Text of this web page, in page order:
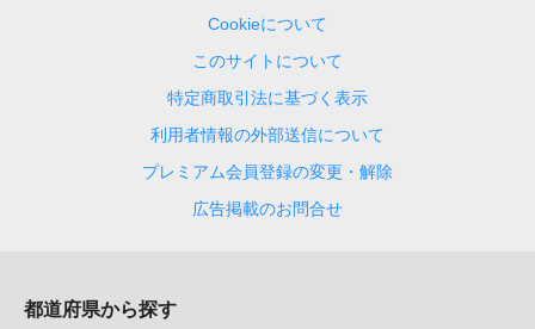
Cookieについて
このサイトについて
特定商取引法に基づく表示
利用者情報の外部送信について
プレミアム会員登録の変更・解除
広告掲載のお問合せ
都道府県から探す